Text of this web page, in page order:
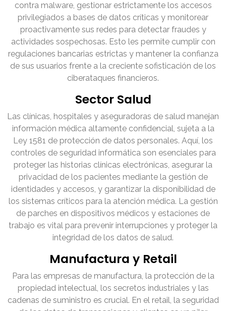
contra malware, gestionar estrictamente los accesos
privilegiados a bases de datos críticas y monitorear
proactivamente sus redes para detectar fraudes y
actividades sospechosas. Esto les permite cumplir con
regulaciones bancarias estrictas y mantener la confianza
de sus usuarios frente a la creciente sofisticación de los
ciberataques financieros.
Sector Salud
Las clínicas, hospitales y aseguradoras de salud manejan
información médica altamente confidencial, sujeta a la
Ley 1581 de protección de datos personales. Aquí, los
controles de seguridad informática son esenciales para
proteger las historias clínicas electrónicas, asegurar la
privacidad de los pacientes mediante la gestión de
identidades y accesos, y garantizar la disponibilidad de
los sistemas críticos para la atención médica. La gestión
de parches en dispositivos médicos y estaciones de
trabajo es vital para prevenir interrupciones y proteger la
integridad de los datos de salud.
Manufactura y Retail
Para las empresas de manufactura, la protección de la
propiedad intelectual, los secretos industriales y las
cadenas de suministro es crucial. En el retail, la seguridad